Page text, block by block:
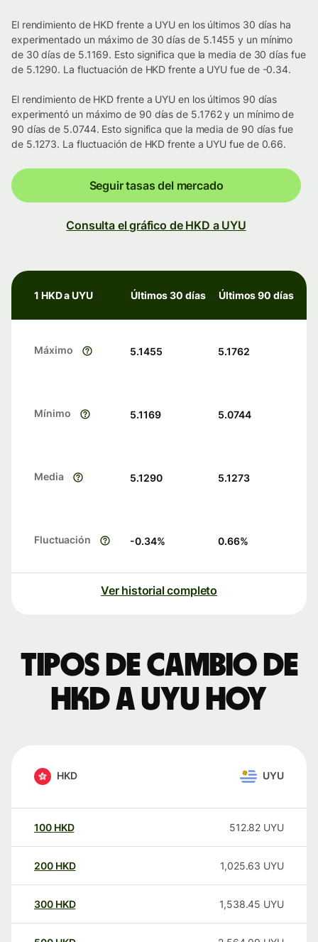
El rendimiento de HKD frente a UYU en los últimos 30 días ha
experimentado un máximo de 30 días de 5.1455 y un mínimo
de 30 días de 5.1169. Esto significa que la media de 30 días fue
de 5.1290. La fluctuación de HKD frente a UYU fue de -0.34.
El rendimiento de HKD frente a UYU en los últimos 90 días
experimentó un máximo de 90 días de 5.1762 y un mínimo de
90 días de 5.0744. Esto significa que la media de 90 días fue
de 5.1273. La fluctuación de HKD frente a UYU fue de 0.66.
Seguir tasas del mercado
Consulta el gráfico de HKD a UYU
1 HKD a UYU Últimos 30 días Últimos 90 días
Máximo 5.1455 5.1762
Mínimo 5.1169 5.0744
Media 5.1290 5.1273
Fluctuación -0.34% 0.66%
Ver historial completo
Tipos de cambio de
HKD a UYU hoy
HKD UYU
100 HKD 512.82 UYU
200 HKD 1,025.63 UYU
300 HKD 1,538.45 UYU